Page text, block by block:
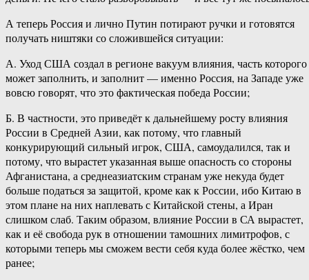
А теперь Россия и лично Путин потирают ручки и готовятся
получать ништяки со сложившейся ситуации:
А. Уход США создал в регионе вакуум влияния, часть которого
может заполнить, и заполнит — именно Россия, на Западе уже
вовсю говорят, что это фактическая победа России;
Б. В частности, это приведёт к дальнейшему росту влияния
России в Средней Азии, как потому, что главный
конкурирующий сильный игрок, США, самоудалился, так и
потому, что вырастет указанная выше опасность со стороны
Афганистана, а среднеазиатским странам уже некуда будет
больше податься за защитой, кроме как к России, ибо Китаю в
этом плане на них наплевать с Китайской стены, а Иран
слишком слаб. Таким образом, влияние России в СА вырастет,
как и её свобода рук в отношении тамошних лимитрофов, с
которыми теперь мы сможем вести себя куда более жёстко, чем
ранее;